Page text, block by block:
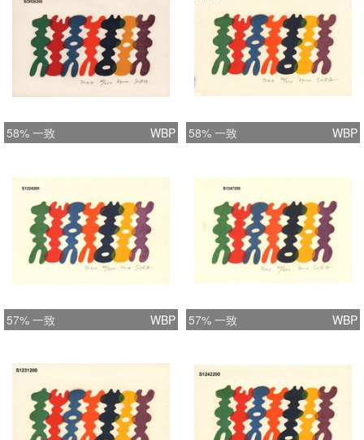
58% 一致 WBP 58% 一致 WBP
57% 一致 WBP 57% 一致 WBP